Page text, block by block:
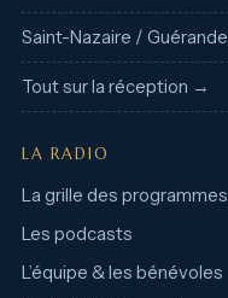
Saint-Nazaire / Guérande
Tout sur la réception →
LA RADIO
La grille des programmes
Les podcasts
L’équipe & les bénévoles